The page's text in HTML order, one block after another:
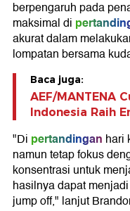
berpengaruh pada
maksimal di
akurat dalam
lompatan bersama
Baca juga:
AEF/MANTENA
Indonesia Raih
"Di pertandingan hari
namun tetap fokus
konsentrasi untuk
hasilnya dapat
jump off," lanjut